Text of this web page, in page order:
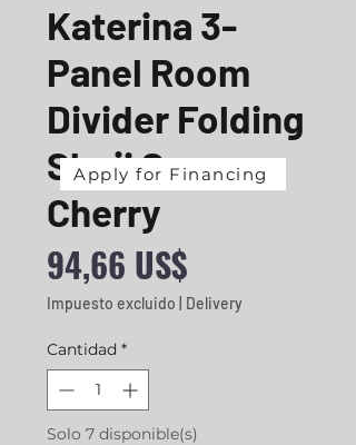
Katerina 3-
Panel Room
Divider Folding
Shoji Screen
Cherry
94,66 US$
Impuesto excluido Delivery
Cantidad *
Solo 7 disponible(s)
Apply for Financing